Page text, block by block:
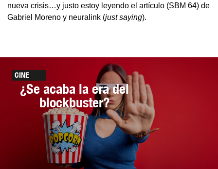
nueva crisis…y justo estoy leyendo el artículo (SBM 64) de
Gabriel Moreno y neuralink (just saying).
CINE
¿Se acaba la era del
blockbuster?